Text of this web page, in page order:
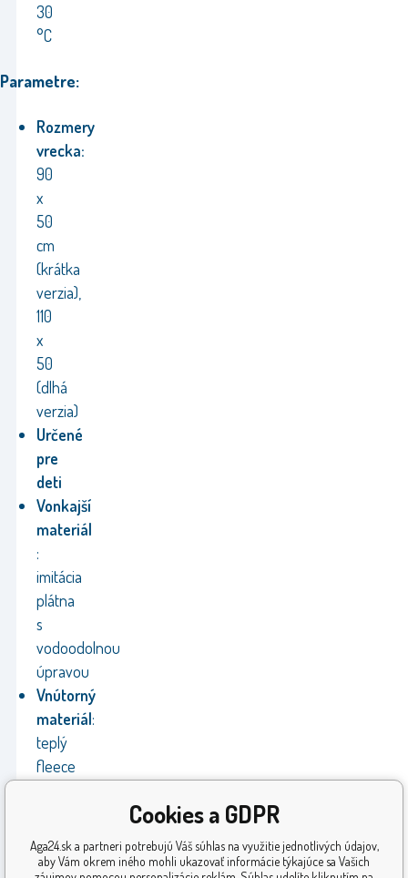
30
°C
Parametre:
Rozmery
vrecka:
90
x
50
cm
(krátka
verzia),
110
x
50
(dlhá
verzia)
Určené
pre
deti
Vonkajší
materiál
:
imitácia
plátna
s
vodoodolnou
úpravou
Vnútorný
materiál:
teplý
fleece
24
mesiacov
Cookies a GDPR
Aga24.sk a partneri potrebujú Váš súhlas na využitie jednotlivých údajov,
aby Vám okrem iného mohli ukazovať informácie týkajúce sa Vašich